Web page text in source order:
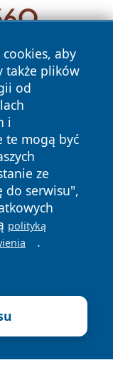
aby
także plików
od
i
te mogą być
ze
do serwisu",
polityką
.
prawa
Polityka
Cookies